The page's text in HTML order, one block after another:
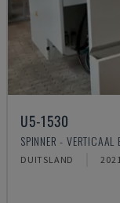
U5-1530
SPINNER - VERTICAAL
DUITSLAND